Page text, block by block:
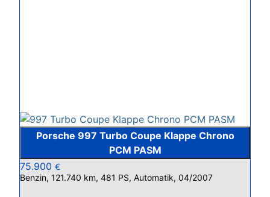
Porsche 997 Turbo Coupe Klappe Chrono
PCM PASM
75.900 €
Benzin, 121.740 km, 481 PS, Automatik, 04/2007